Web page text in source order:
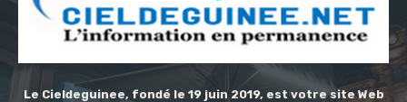
Le Cieldeguinee, fondé le 19 juin 2019, est votre site Web